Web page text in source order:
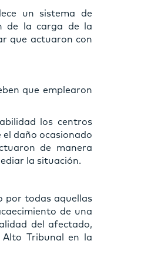
un sistema de
de la carga de la
que actuaron con
que emplearon
los centros
daño ocasionado
de manera
la situación.
por todas aquellas
de una
del afectado,
Tribunal en la